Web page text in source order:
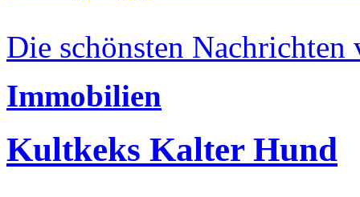
Die schönsten Nachrichten
Immobilien
Kultkeks Kalter Hund